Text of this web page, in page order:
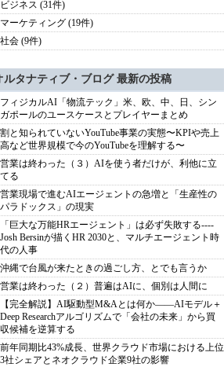
ビジネス (31件)
マーケティング (19件)
社会 (9件)
ルタナティブ・ブログ 最新の投稿
フィジカルAI「物流テック」米、欧、中、日、シン
ガポールのユースケースとプレイヤーまとめ
割と知られていないYouTube事業の実態〜KPIや売上
高など世界規模で今のYouTubeを理解する〜
営業は終わった（３）AIを使う者だけが、利他に立
てる
営業現場で進むAIエージェントの急増と「生産性の
パラドックス」の現実
「巨大な万能HRエージェント」は必ず失敗する----
Josh Bersinが描くHR 2030と、マルチエージェント時
代の人事
沖縄で台風が来たときの過ごし方、とでも言うか
営業は終わった（２）普遍はAIに、個別は人間に
【完全解説】AI駆動型M&Aとは何か――AIモデル＋
Deep Researchアルゴリズムで「会社の未来」から買
収候補を逆算する
前年同期比43%成長、世界クラウド市場における上位
3社シェアとネオクラウド企業9社の影響